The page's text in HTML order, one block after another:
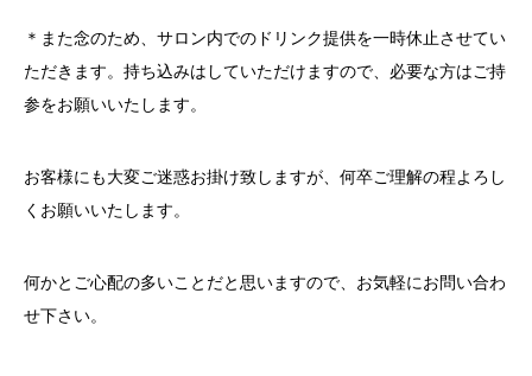
＊また念のため、サロン内でのドリンク提供を一時休止させてい
ただきます。持ち込みはしていただけますので、必要な方はご持
参をお願いいたします。
お客様にも大変ご迷惑お掛け致しますが、何卒ご理解の程よろし
くお願いいたします。
何かとご心配の多いことだと思いますので、お気軽にお問い合わ
せ下さい。